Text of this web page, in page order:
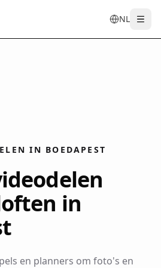
NL
entrdees
IN BOEDAPEST
in
en planners om foto's en